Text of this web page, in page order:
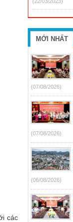
các
MỚI NHẤT
(07/08/2026)
(07/08/2026)
(06/08/2026)